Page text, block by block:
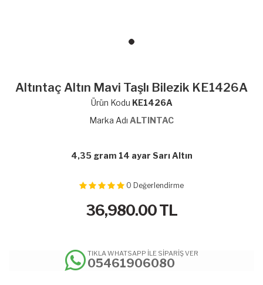
Altıntaç Altın Mavi Taşlı Bilezik KE1426A
Ürün Kodu KE1426A
Marka Adı ALTINTAC
4,35 gram 14 ayar Sarı Altın
0 Değerlendirme
36,980.00TL
TIKLA WHATSAPP İLE SİPARİŞ VER
05461906080